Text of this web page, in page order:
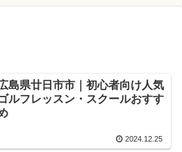
島県廿日市市｜初心者向け人気
ルフレッスン・スクールおすす
2024.12.25